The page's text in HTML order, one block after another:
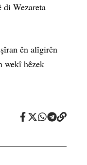
di Wezareta
ên alîgirên
wekî hêzek